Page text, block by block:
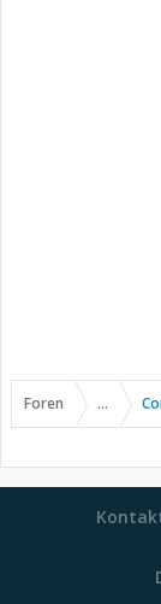
Foren ...